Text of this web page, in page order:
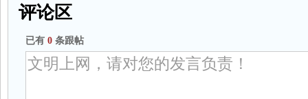
评论区
已有 0 条跟帖